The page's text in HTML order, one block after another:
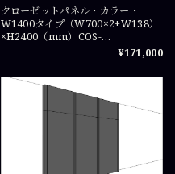
クローゼットパネル・カラー・
W1400タイプ（W700×2+W138）
×H2400（mm）COS-
¥171,000